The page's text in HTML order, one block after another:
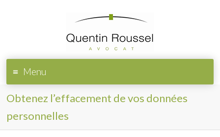
Menu
Obtenez l’effacement de vos données
personnelles